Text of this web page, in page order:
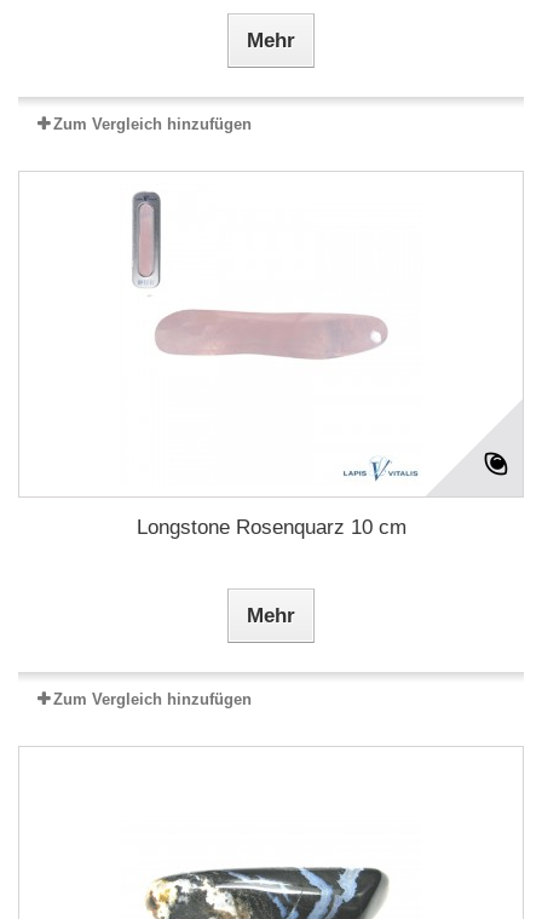
Mehr
Zum Vergleich hinzufügen
Longstone Rosenquarz 10 cm
Mehr
Zum Vergleich hinzufügen